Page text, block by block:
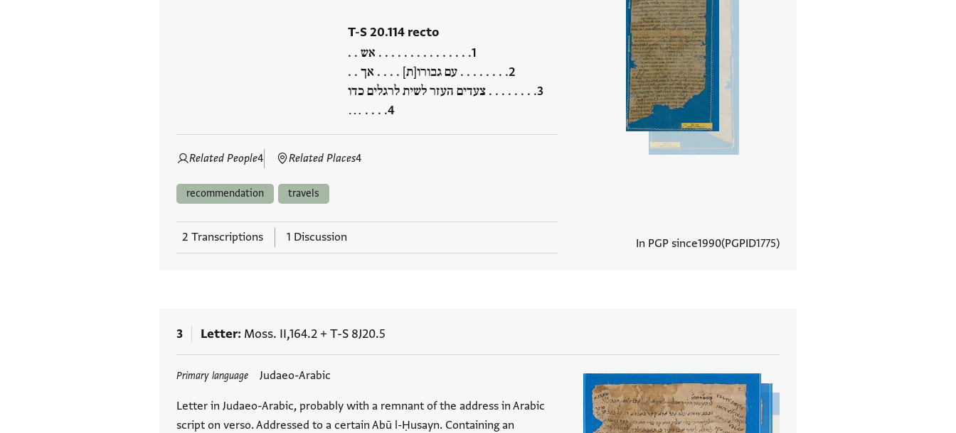
T-S 20.114 recto
. . . . . . . . . . . . . . . אש . .
. . . . . . . . עם גבורו[ת] . . . . אך . .
. . . . . . . . צעדים העזר לשית לרגלים כדו
. . . . …
Related People4 Related Places4
recommendation travels
2 Transcriptions 1 Discussion In PGP since1990 PGPID1775
3 Letter Moss. II,164.2+T-S 8J20.5
Primary language Judaeo-Arabic
Letter in Judaeo-Arabic, probably with a remnant of the address in Arabic
script on verso. Addressed to a certain Abū l-Ḥusayn. Containing an
Tags